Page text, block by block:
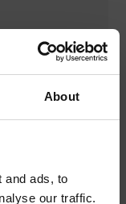
About
and ads, to
our traffic.